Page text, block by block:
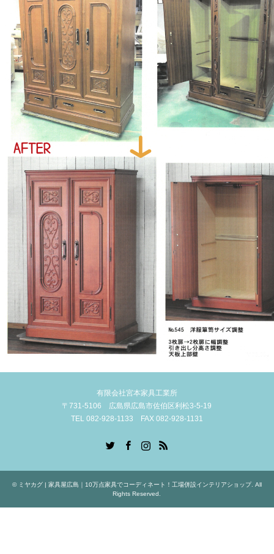
有限会社宮本家具工業所
〒731-5106 広島県広島市佐伯区利松3-5-19
TEL 082-928-1133 FAX 082-928-1131
RSS
© ミヤカグ | 家具屋広島｜10万点家具でコーディネート！工場併設インテリアショップ. All
Rights Reserved.